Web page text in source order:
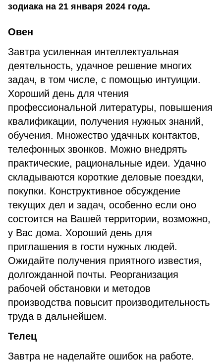
зодиака на 21 января 2024 года.
Овен
Завтра усиленная интеллектуальная
деятельность, удачное решение многих
задач, в том числе, с помощью интуиции.
Хороший день для чтения
профессиональной литературы, повышения
квалификации, получения нужных знаний,
обучения. Множество удачных контактов,
телефонных звонков. Можно внедрять
практические, рациональные идеи. Удачно
складываются короткие деловые поездки,
покупки. Конструктивное обсуждение
текущих дел и задач, особенно если оно
состоится на Вашей территории, возможно,
у Вас дома. Хороший день для
приглашения в гости нужных людей.
Ожидайте получения приятного известия,
долгожданной почты. Реорганизация
рабочей обстановки и методов
производства повысит производительность
труда в дальнейшем.
Телец
Завтра не наделайте ошибок на работе.